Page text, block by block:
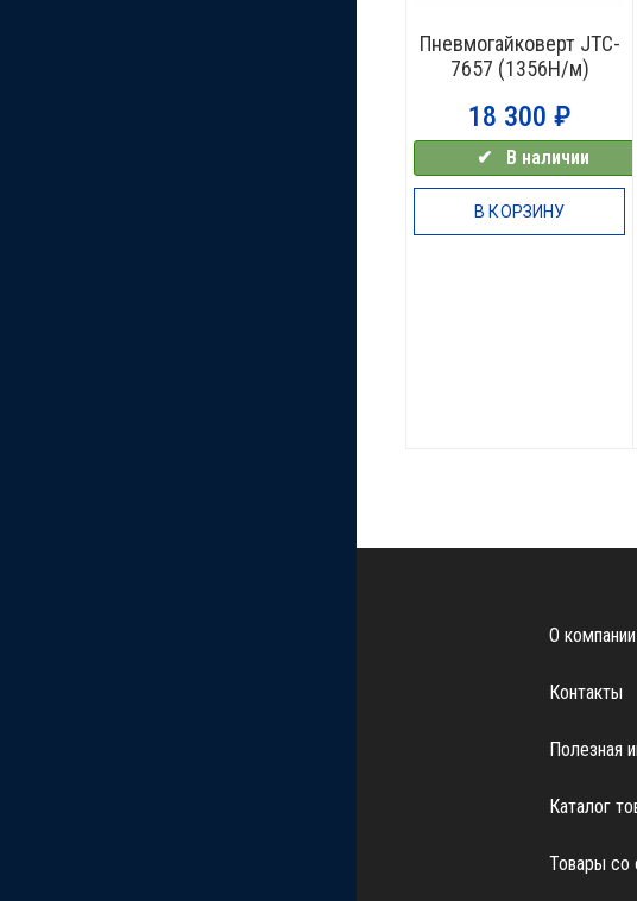
Пневмогайковерт JTC-
7657 (1356Н/м)
18 300 ₽
✔⠀В наличии
В КОРЗИНУ
О компании
Контакты
Полезная
Каталог
Товары со